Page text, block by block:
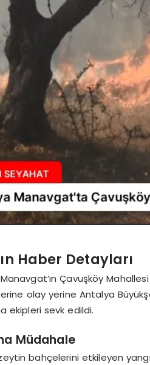
Haber Detayları
Çavuşköy Mahallesi
olay yerine Antalya
ekipleri sevk edildi.
Müdahale
bahçelerini etkileyen